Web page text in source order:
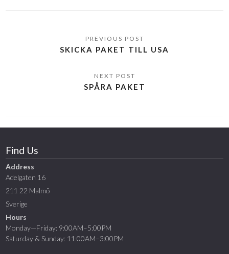
SKICKA PAKET TILL USA
SPÅRA PAKET
Find Us
Address
Adelgaten 16
211 22 Malmö
Sverige
Hours
Monday—Friday: 9:00AM–5:00PM
Saturday & Sunday: 11:00AM–3:00PM